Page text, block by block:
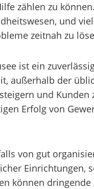
zählen zu
und
zeitnah zu
ist ein
außerhalb der
und
Erfolg von
von gut
Einrichtungen,
können